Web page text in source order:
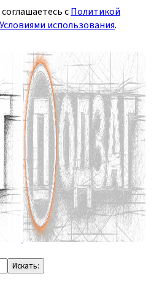
сПолитикой
Условиями использования.